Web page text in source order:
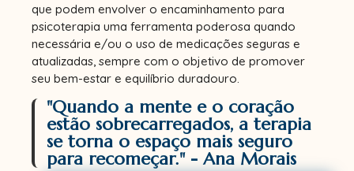
que podem envolver o encaminhamento para
psicoterapia uma ferramenta poderosa quando
necessária e/ou o uso de medicações seguras e
atualizadas, sempre com o objetivo de promover
seu bem-estar e equilíbrio duradouro.
"Quando a mente e o coração
estão sobrecarregados, a terapia
se torna o espaço mais seguro
para recomeçar." - Ana Morais